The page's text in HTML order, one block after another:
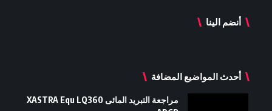
أنضم الينا
أحدث المواضيع المضافة
مراجعة التبريد المائى XASTRA Equ LQ360